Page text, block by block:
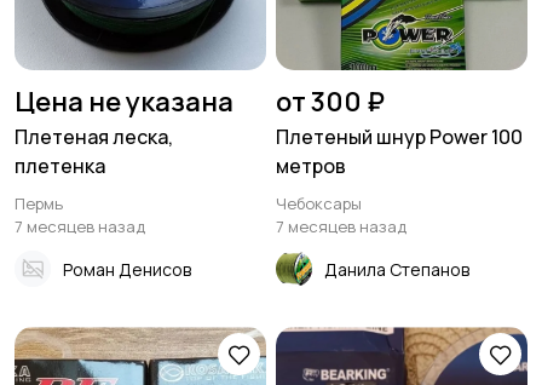
Цена не указана
Плетеная леска,
плетенка
Пермь
7 месяцев назад
Роман Денисов
от 300 ₽
Плетеный шнур Power 100
метров
Чебоксары
7 месяцев назад
Данила Степанов